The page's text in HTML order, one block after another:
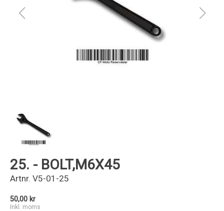
Reservdelar
Sprängskisser
25. - BOLT,M6X45
Artnr. V5-01-25
50,00 kr
Inkl. moms